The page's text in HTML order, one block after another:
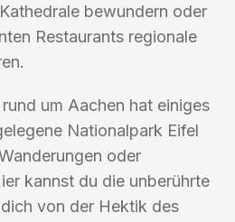
bewundern oder
Restaurants regionale
um Aachen hat einiges
Nationalpark Eifel
oder
kannst du die unberührte
von der Hektik des